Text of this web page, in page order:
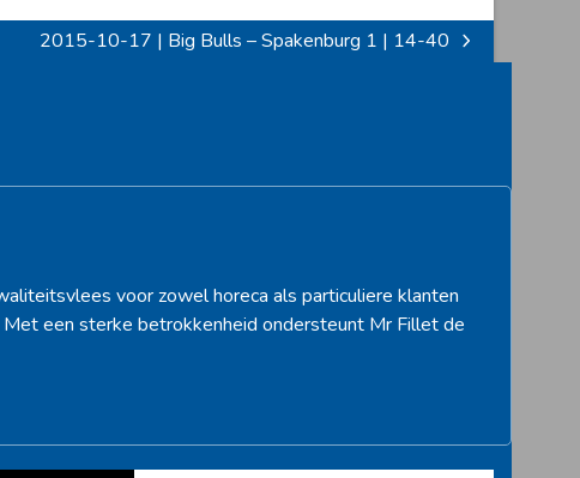
next
2015-10-17 | Big Bulls – Spakenburg 1 | 14-40
voor zowel horeca als particuliere klanten
een sterke betrokkenheid ondersteunt Mr Fillet de